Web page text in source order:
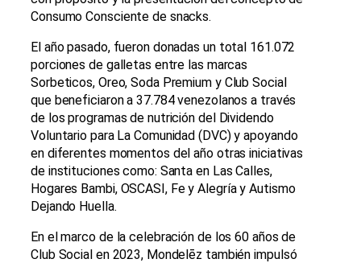
Consumo Consciente de snacks.
El año pasado, fueron donadas un total 161.072
porciones de galletas entre las marcas
Sorbeticos, Oreo, Soda Premium y Club Social
que beneficiaron a 37.784 venezolanos a través
de los programas de nutrición del Dividendo
Voluntario para La Comunidad (DVC) y apoyando
en diferentes momentos del año otras iniciativas
de instituciones como: Santa en Las Calles,
Hogares Bambi, OSCASI, Fe y Alegría y Autismo
Dejando Huella.
En el marco de la celebración de los 60 años de
Club Social en 2023, Mondelēz también impulsó